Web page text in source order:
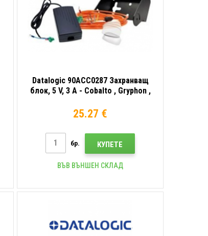
Datalogic 90ACC0287 Захранващ
блок, 5 V, 3 A - Cobalto , Gryphon ,
25.27 €
бр. КУПЕТЕ
ВЪВ ВЪНШЕН СКЛАД